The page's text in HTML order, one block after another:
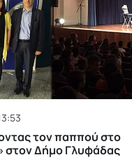
τον παππού στο
στον Δήμο Γλυφάδας